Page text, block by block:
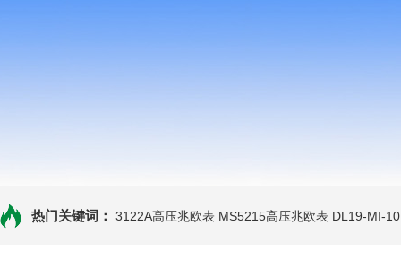
热门关键词： 3122A高压兆欧表 MS5215高压兆欧表 DL19-MI-